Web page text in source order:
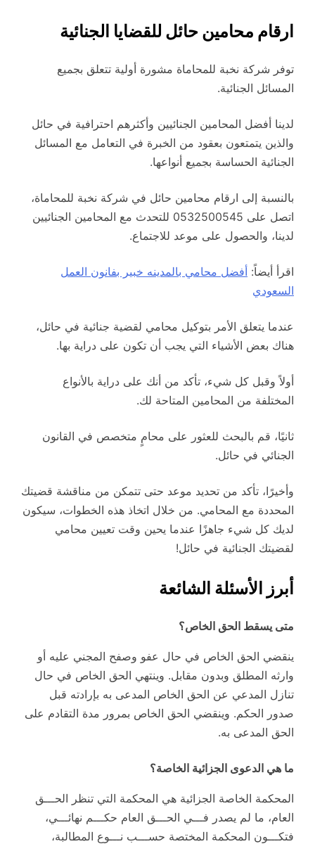
ارقام محامين حائل للقضايا الجنائية
توفر شركة نخبة للمحاماة مشورة أولية تتعلق بجميع
المسائل الجنائية.
لدينا أفضل المحامين الجنائيين وأكثرهم احترافية في حائل
والذين يتمتعون بعقود من الخبرة في التعامل مع المسائل
الجنائية الحساسة بجميع أنواعها.
بالنسبة إلى ارقام محامين حائل في شركة نخبة للمحاماة،
اتصل على 0532500545 للتحدث مع المحامين الجنائيين
لدينا، والحصول على موعد للاجتماع.
اقرأ أيضاً: أفضل محامي بالمدينه خبير بفانون العمل
السعودي
عندما يتعلق الأمر بتوكيل محامي لقضية جنائية في حائل،
هناك بعض الأشياء التي يجب أن تكون على دراية بها.
أولاً وقبل كل شيء، تأكد من أنك على دراية بالأنواع
المختلفة من المحامين المتاحة لك.
ثانيًا، قم بالبحث للعثور على محامٍ متخصص في القانون
الجنائي في حائل.
وأخيرًا، تأكد من تحديد موعد حتى تتمكن من مناقشة قضيتك
المحددة مع المحامي. من خلال اتخاذ هذه الخطوات، سيكون
لديك كل شيء جاهزًا عندما يحين وقت تعيين محامي
لقضيتك الجنائية في حائل!
أبرز الأسئلة الشائعة
متى يسقط الحق الخاص؟
ينقضي الحق الخاص في حال عفو وصفح المجني عليه أو
وارثه المطلق وبدون مقابل. وينتهي الحق الخاص في حال
تنازل المدعي عن الحق الخاص المدعى به بإرادته قبل
صدور الحكم. وينقضي الحق الخاص بمرور مدة التقادم على
الحق المدعى به.
ما هي الدعوى الجزائية الخاصة؟
المحكمة الخاصة الجزائية هي المحكمة التي تنظر الحـــق
العام، ما لم يصدر فـــي الحـــق العام حكـــم نهائـــي،
فتكـــون المحكمة المختصة حســـب نـــوع المطالبة،